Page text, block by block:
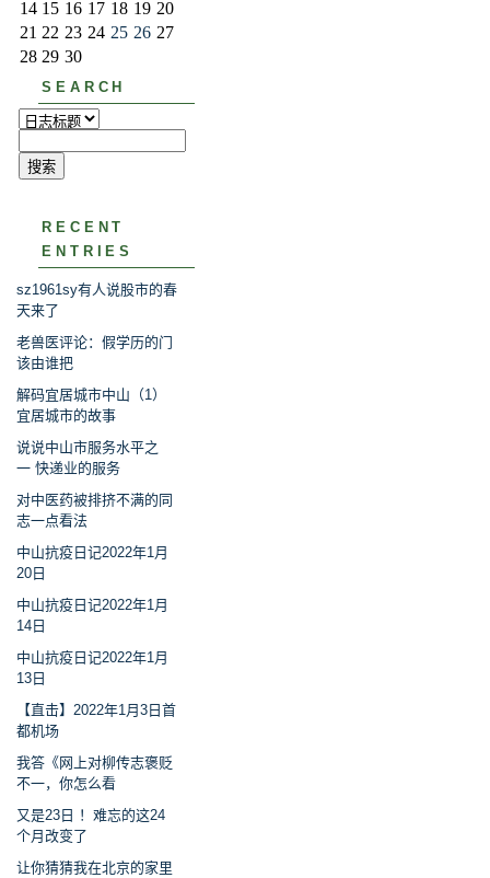
14 15 16 17 18 19 20
21 22 23 24 25 26 27
28 29 30
SEARCH
RECENT
ENTRIES
sz1961sy有人说股市的春
天来了
老兽医评论：假学历的门
该由谁把
解码宜居城市中山（1）
宜居城市的故事
说说中山市服务水平之
一 快递业的服务
对中医药被排挤不满的同
志一点看法
中山抗疫日记2022年1月
20日
中山抗疫日记2022年1月
14日
中山抗疫日记2022年1月
13日
【直击】2022年1月3日首
都机场
我答《网上对柳传志褒贬
不一，你怎么看
又是23日 ！难忘的这24
个月改变了
让你猜猜我在北京的家里